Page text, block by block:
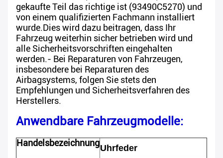
gekaufte Teil das richtige ist (93490C5270) und
von einem qualifizierten Fachmann installiert
wurde.Dies wird dazu beitragen, dass Ihr
Fahrzeug weiterhin sicher betrieben wird und
alle Sicherheitsvorschriften eingehalten
werden.- Bei Reparaturen von Fahrzeugen,
insbesondere bei Reparaturen des
Airbagsystems, folgen Sie stets den
Empfehlungen und Sicherheitsverfahren des
Herstellers.
Anwendbare Fahrzeugmodelle:
HandelsbezeichnungUhrfeder